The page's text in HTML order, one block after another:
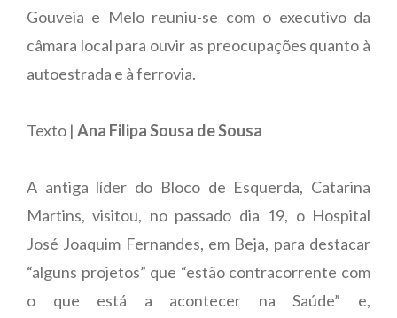
Gouveia e Melo reuniu-se com o executivo da
câmara local para ouvir as preocupações quanto à
autoestrada e à ferrovia.
Texto | Ana Filipa Sousa de Sousa
A antiga líder do Bloco de Esquerda, Catarina
Martins, visitou, no passado dia 19, o Hospital
José Joaquim Fernandes, em Beja, para destacar
“alguns projetos” que “estão contracorrente com
o que está a acontecer na Saúde” e,